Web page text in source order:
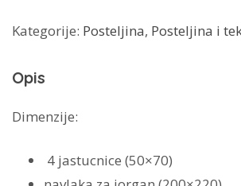
jednobona
količina
Kategorije: Posteljina, Posteljina i
Opis
Dimenzije:
4 jastucnice (50×70)